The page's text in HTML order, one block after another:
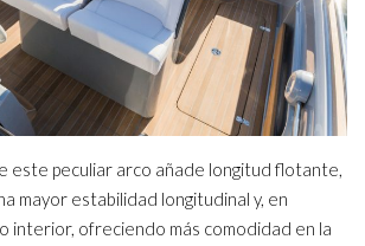
este peculiar arco añade longitud flotante,
mayor estabilidad longitudinal y, en
interior, ofreciendo más comodidad en la